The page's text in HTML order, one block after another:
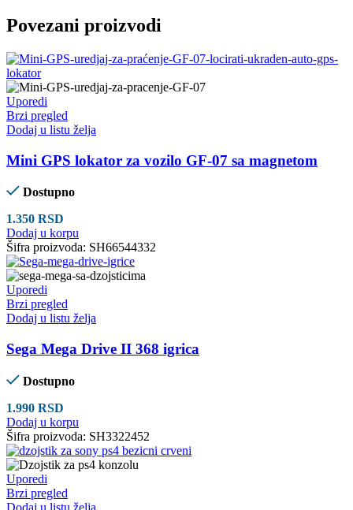
Povezani proizvodi
Uporedi
Brzi pregled
Dodaj u listu želja
Mini GPS lokator za vozilo GF-07 sa magnetom
Dostupno
1.350 RSD
Dodaj u korpu
Šifra proizvoda: SH66544332
Uporedi
Brzi pregled
Dodaj u listu želja
Sega Mega Drive II 368 igrica
Dostupno
1.990 RSD
Dodaj u korpu
Šifra proizvoda: SH3322452
Uporedi
Brzi pregled
Dodaj u listu želja